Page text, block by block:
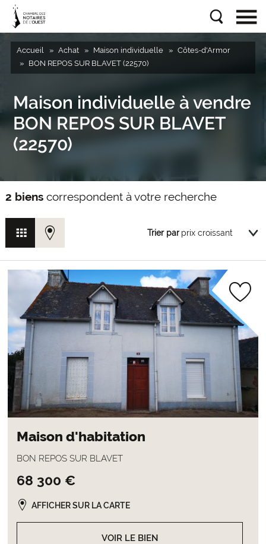
Accueil Achat Maison individuelle
Côtes-d'Armor
BON REPOS SUR BLAVET (22570)
Maison individuelle à vendre
BON REPOS SUR BLAVET
(22570)
2 bienscorrespondent à votre recherche
Trier par
Maison d'habitation
BON REPOS SUR BLAVET
68 300 €
VOIR LE BIEN
AFFICHER SUR LA CARTE